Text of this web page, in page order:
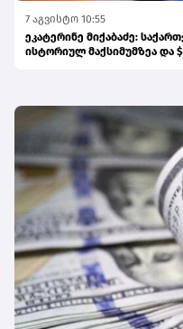
7 აგვისტო 10:55
ეკატერინე მიქაბაძე:
ისტორიულ მაქსიმუმზეა და